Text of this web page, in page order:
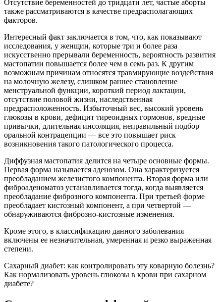
Отсутствие беременностей до тридцати лет, частые аборты
также рассматриваются в качестве предрасполагающих
факторов.
Интересный факт заключается в том, что, как показывают
исследования, у женщин, которые три и более раза
искусственно прерывали беременность, вероятность развития
мастопатии повышается более чем в семь раз. К другим
возможным причинам относятся травмирующие воздействия
на молочную железу, слишком раннее становление
менструальной функции, короткий период лактации,
отсутствие половой жизни, наследственная
предрасположенность. Избыточный вес, высокий уровень
глюкозы в крови, дефицит тиреоидных гормонов, вредные
привычки, длительная инсоляция, неправильный подбор
оральной контрацепции — все это повышает риск
возникновения такого патологического процесса.
Диффузная мастопатия делится на четыре основные формы.
Первая форма называется аденозом. Она характеризуется
преобладанием железистого компонента. Вторая форма или
фиброаденоматоз устанавливается тогда, когда выявляется
преобладание фиброзного компонента. При третьей форме
преобладает кистозный компонент, а при четвертой —
обнаруживаются фиброзно-кистозные изменения.
Кроме этого, в классификацию данного заболевания
включены ее незначительная, умеренная и резко выраженная
степени.
Сахарный диабет: как контролировать эту коварную болезнь?
Как нормализовать уровень глюкозы в крови при сахарном
диабете?